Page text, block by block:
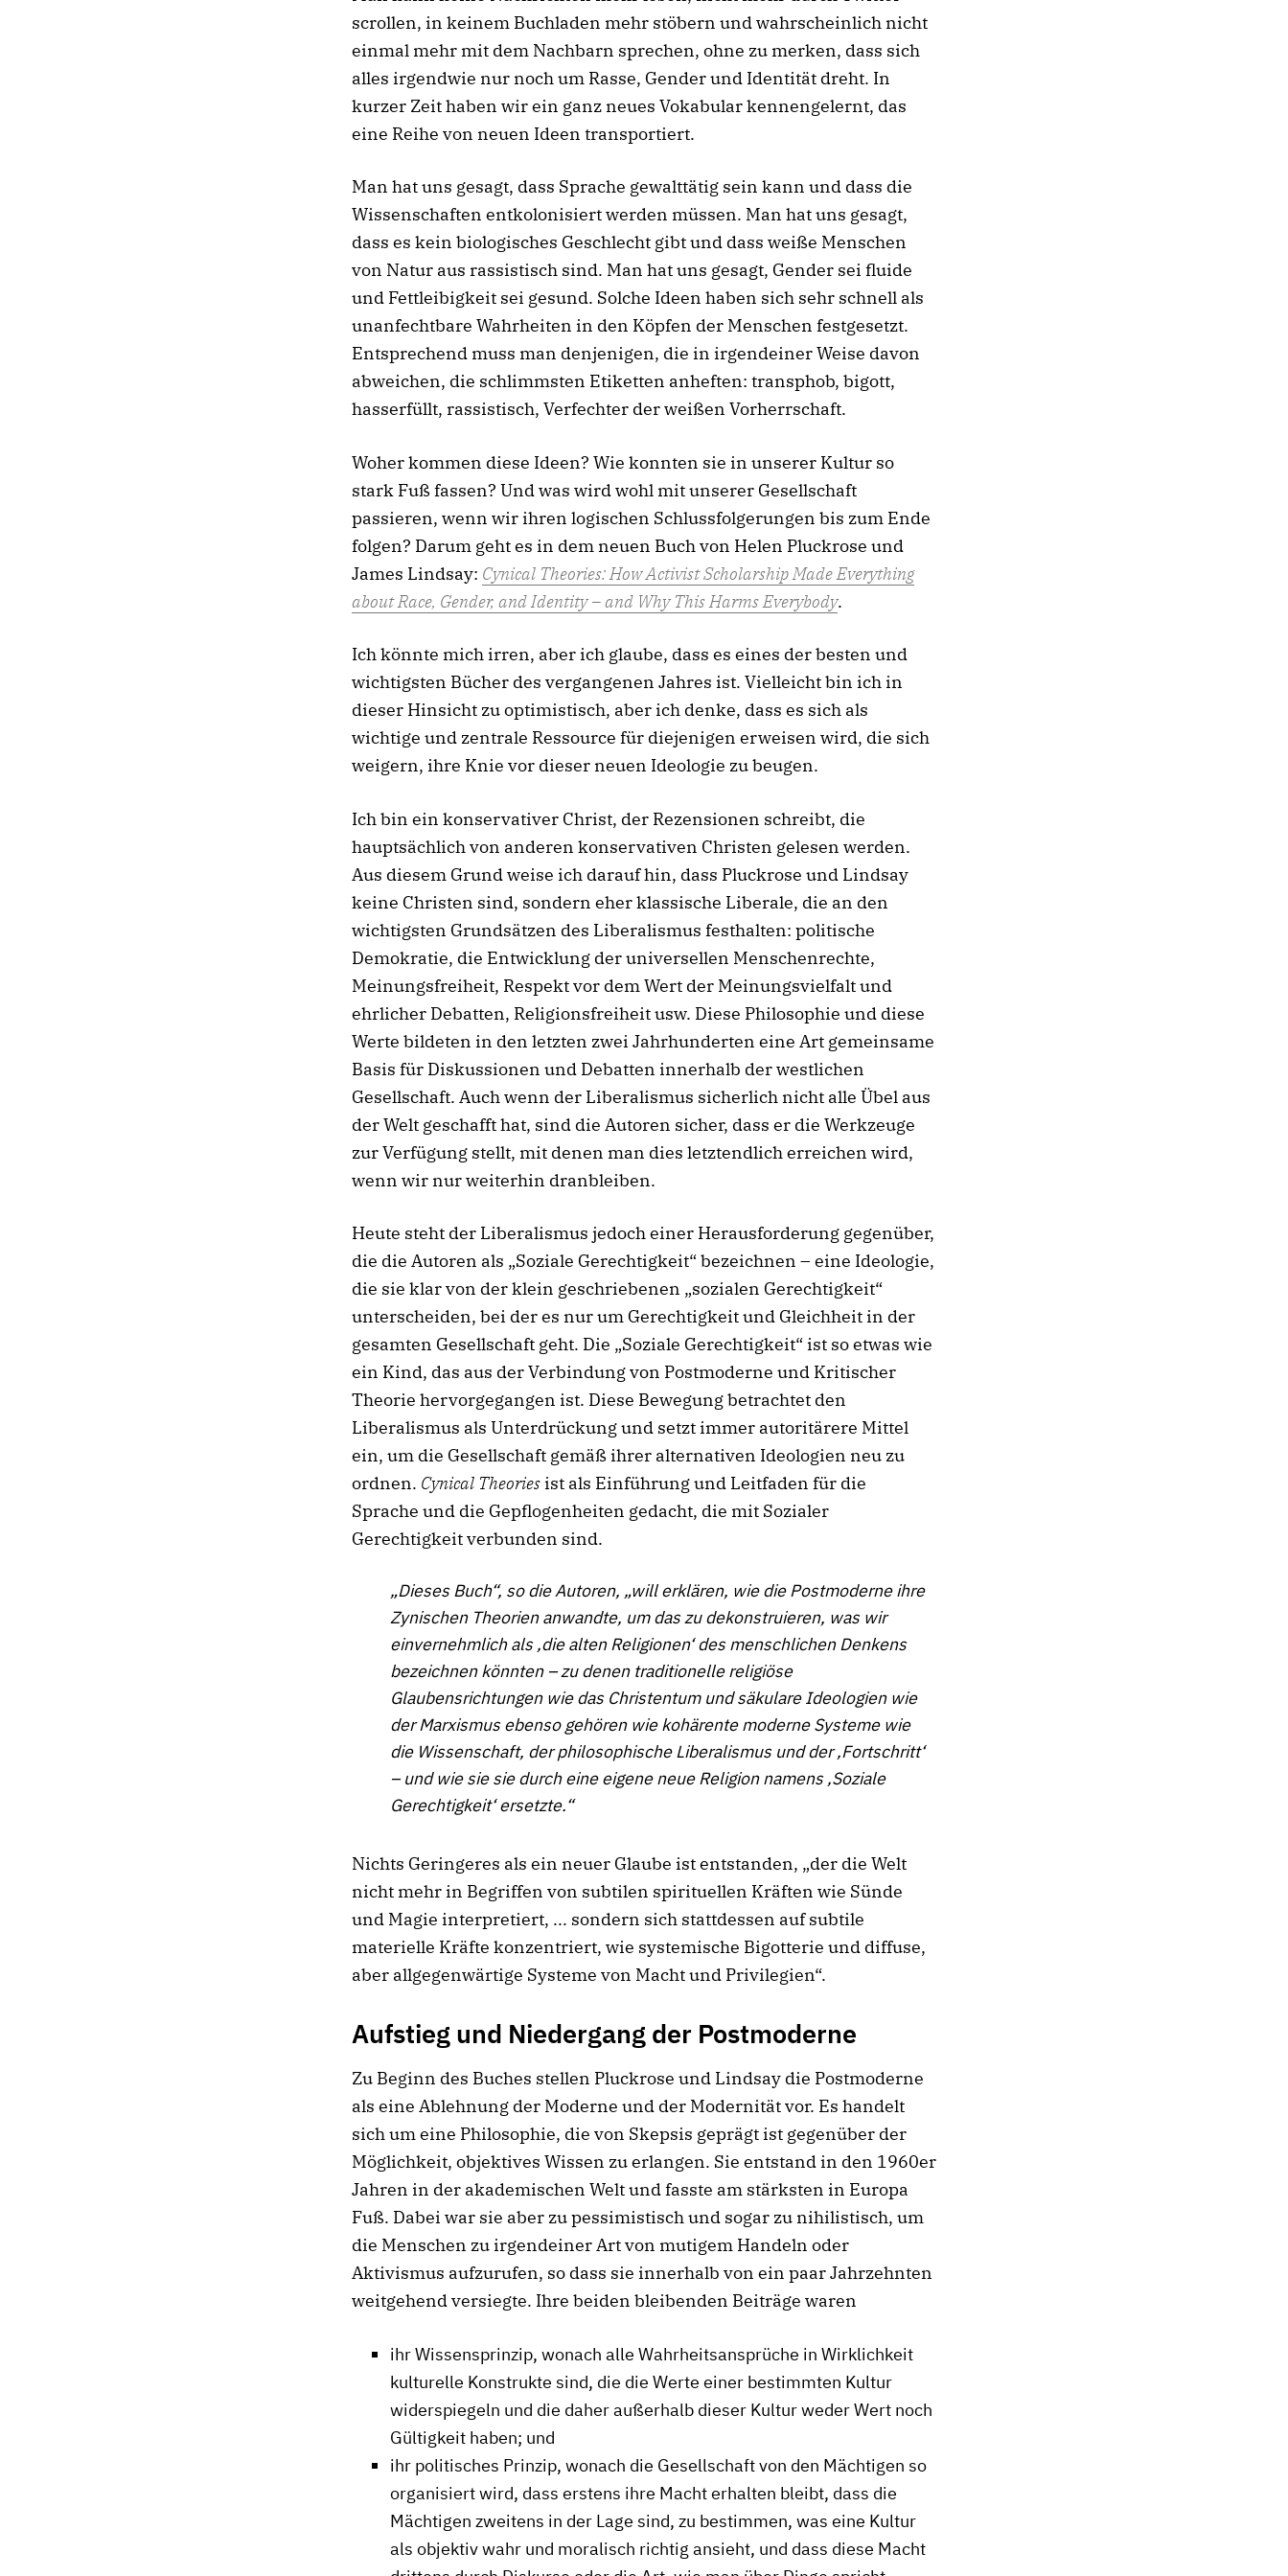
scrollen, in keinem Buchladen mehr stöbern und wahrscheinlich nicht
einmal mehr mit dem Nachbarn sprechen, ohne zu merken, dass sich
alles irgendwie nur noch um Rasse, Gender und Identität dreht. In
kurzer Zeit haben wir ein ganz neues Vokabular kennengelernt, das
eine Reihe von neuen Ideen transportiert.
Man hat uns gesagt, dass Sprache gewalttätig sein kann und dass die
Wissenschaften entkolonisiert werden müssen. Man hat uns gesagt,
dass es kein biologisches Geschlecht gibt und dass weiße Menschen
von Natur aus rassistisch sind. Man hat uns gesagt, Gender sei fluide
und Fettleibigkeit sei gesund. Solche Ideen haben sich sehr schnell als
unanfechtbare Wahrheiten in den Köpfen der Menschen festgesetzt.
Entsprechend muss man denjenigen, die in irgendeiner Weise davon
abweichen, die schlimmsten Etiketten anheften: transphob, bigott,
hasserfüllt, rassistisch, Verfechter der weißen Vorherrschaft.
Woher kommen diese Ideen? Wie konnten sie in unserer Kultur so
stark Fuß fassen? Und was wird wohl mit unserer Gesellschaft
passieren, wenn wir ihren logischen Schlussfolgerungen bis zum Ende
folgen? Darum geht es in dem neuen Buch von Helen Pluckrose und
James Lindsay: Cynical Theories: How Activist Scholarship Made Everything
about Race, Gender, and Identity – and Why This Harms Everybody.
Ich könnte mich irren, aber ich glaube, dass es eines der besten und
wichtigsten Bücher des vergangenen Jahres ist. Vielleicht bin ich in
dieser Hinsicht zu optimistisch, aber ich denke, dass es sich als
wichtige und zentrale Ressource für diejenigen erweisen wird, die sich
weigern, ihre Knie vor dieser neuen Ideologie zu beugen.
Ich bin ein konservativer Christ, der Rezensionen schreibt, die
hauptsächlich von anderen konservativen Christen gelesen werden.
Aus diesem Grund weise ich darauf hin, dass Pluckrose und Lindsay
keine Christen sind, sondern eher klassische Liberale, die an den
wichtigsten Grundsätzen des Liberalismus festhalten: politische
Demokratie, die Entwicklung der universellen Menschenrechte,
Meinungsfreiheit, Respekt vor dem Wert der Meinungsvielfalt und
ehrlicher Debatten, Religionsfreiheit usw. Diese Philosophie und diese
Werte bildeten in den letzten zwei Jahrhunderten eine Art gemeinsame
Basis für Diskussionen und Debatten innerhalb der westlichen
Gesellschaft. Auch wenn der Liberalismus sicherlich nicht alle Übel aus
der Welt geschafft hat, sind die Autoren sicher, dass er die Werkzeuge
zur Verfügung stellt, mit denen man dies letztendlich erreichen wird,
wenn wir nur weiterhin dranbleiben.
Heute steht der Liberalismus jedoch einer Herausforderung gegenüber,
die die Autoren als „Soziale Gerechtigkeit“ bezeichnen – eine Ideologie,
die sie klar von der klein geschriebenen „sozialen Gerechtigkeit“
unterscheiden, bei der es nur um Gerechtigkeit und Gleichheit in der
gesamten Gesellschaft geht. Die „Soziale Gerechtigkeit“ ist so etwas wie
ein Kind, das aus der Verbindung von Postmoderne und Kritischer
Theorie hervorgegangen ist. Diese Bewegung betrachtet den
Liberalismus als Unterdrückung und setzt immer autoritärere Mittel
ein, um die Gesellschaft gemäß ihrer alternativen Ideologien neu zu
ordnen. Cynical Theoriesist als Einführung und Leitfaden für die
Sprache und die Gepflogenheiten gedacht, die mit Sozialer
Gerechtigkeit verbunden sind.
„Dieses Buch“, so die Autoren, „will erklären, wie die Postmoderne ihre
Zynischen Theorien anwandte, um das zu dekonstruieren, was wir
einvernehmlich als ‚die alten Religionen‘ des menschlichen Denkens
bezeichnen könnten – zu denen traditionelle religiöse
Glaubensrichtungen wie das Christentum und säkulare Ideologien wie
der Marxismus ebenso gehören wie kohärente moderne Systeme wie
die Wissenschaft, der philosophische Liberalismus und der ‚Fortschritt‘
– und wie sie sie durch eine eigene neue Religion namens ‚Soziale
Gerechtigkeit‘ ersetzte.“
Nichts Geringeres als ein neuer Glaube ist entstanden, „der die Welt
nicht mehr in Begriffen von subtilen spirituellen Kräften wie Sünde
und Magie interpretiert, ... sondern sich stattdessen auf subtile
materielle Kräfte konzentriert, wie systemische Bigotterie und diffuse,
aber allgegenwärtige Systeme von Macht und Privilegien“.
Aufstieg und Niedergang der Postmoderne
Zu Beginn des Buches stellen Pluckrose und Lindsay die Postmoderne
als eine Ablehnung der Moderne und der Modernität vor. Es handelt
sich um eine Philosophie, die von Skepsis geprägt ist gegenüber der
Möglichkeit, objektives Wissen zu erlangen. Sie entstand in den 1960er
Jahren in der akademischen Welt und fasste am stärksten in Europa
Fuß. Dabei war sie aber zu pessimistisch und sogar zu nihilistisch, um
die Menschen zu irgendeiner Art von mutigem Handeln oder
Aktivismus aufzurufen, so dass sie innerhalb von ein paar Jahrzehnten
weitgehend versiegte. Ihre beiden bleibenden Beiträge waren
ihr Wissensprinzip, wonach alle Wahrheitsansprüche in Wirklichkeit
kulturelle Konstrukte sind, die die Werte einer bestimmten Kultur
widerspiegeln und die daher außerhalb dieser Kultur weder Wert noch
Gültigkeit haben; und
ihr politisches Prinzip, wonach die Gesellschaft von den Mächtigen so
organisiert wird, dass erstens ihre Macht erhalten bleibt, dass die
Mächtigen zweitens in der Lage sind, zu bestimmen, was eine Kultur
als objektiv wahr und moralisch richtig ansieht, und dass diese Macht